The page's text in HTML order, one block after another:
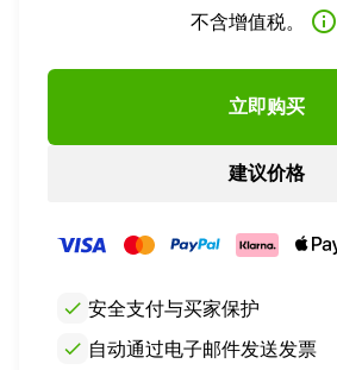
不含增值税。 info_outline
立即购买
建议价格
check 安全支付与买家保护
check 自动通过电子邮件发送发票